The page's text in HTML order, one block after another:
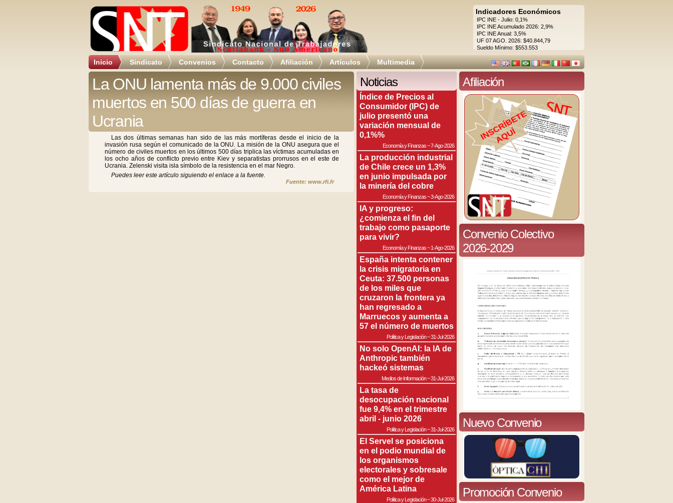
Indicadores Económicos
IPC INE - Julio: 0,1%
IPC INE Acumulado 2026: 2,9%
IPC INE Anual: 3,5%
UF 07 AGO. 2026: $40.844,79
Sueldo Mínimo: $553.553
Inicio Sindicato Convenios Contacto Afiliación Artículos Multimedia
La ONU lamenta más de 9.000 civiles
muertos en 500 días de guerra en
Ucrania
Las dos últimas semanas han sido de las más mortíferas desde el inicio de la
invasión rusa según el comunicado de la ONU. La misión de la ONU asegura que el
número de civiles muertos en los últimos 500 días triplica las víctimas acumuladas en
los ocho años de conflicto previo entre Kiev y separatistas prorrusos en el este de
Ucrania. Zelenski visita isla símbolo de la resistencia en el mar Negro.
Puedes leer este artículo siguiendo el enlace a la fuente.
Fuente: www.rfi.fr
Noticias
Índice de Precios al
Consumidor (IPC) de
julio presentó una
variación mensual de
0,1%%
Economía y Finanzas~7-Ago-2026
La producción industrial
de Chile crece un 1,3%
en junio impulsada por
la minería del cobre
Economía y Finanzas~3-Ago-2026
IA y progreso:
¿comienza el fin del
trabajo como pasaporte
para vivir?
Economía y Finanzas~1-Ago-2026
España intenta contener
la crisis migratoria en
Ceuta: 37.500 personas
de los miles que
cruzaron la frontera ya
han regresado a
Marruecos y aumenta a
57 el número de muertos
Política y Legislación~31-Jul-2026
No solo OpenAI: la IA de
Anthropic también
hackeó sistemas
Medios de Información~31-Jul-2026
La tasa de
desocupación nacional
fue 9,4% en el trimestre
abril - junio 2026
Política y Legislación~31-Jul-2026
El Servel se posiciona
en el podio mundial de
los organismos
electorales y sobresale
como el mejor de
América Latina
Política y Legislación~30-Jul-2026
Afiliación
Convenio Colectivo
2026-2029
Nuevo Convenio
Promoción Convenio